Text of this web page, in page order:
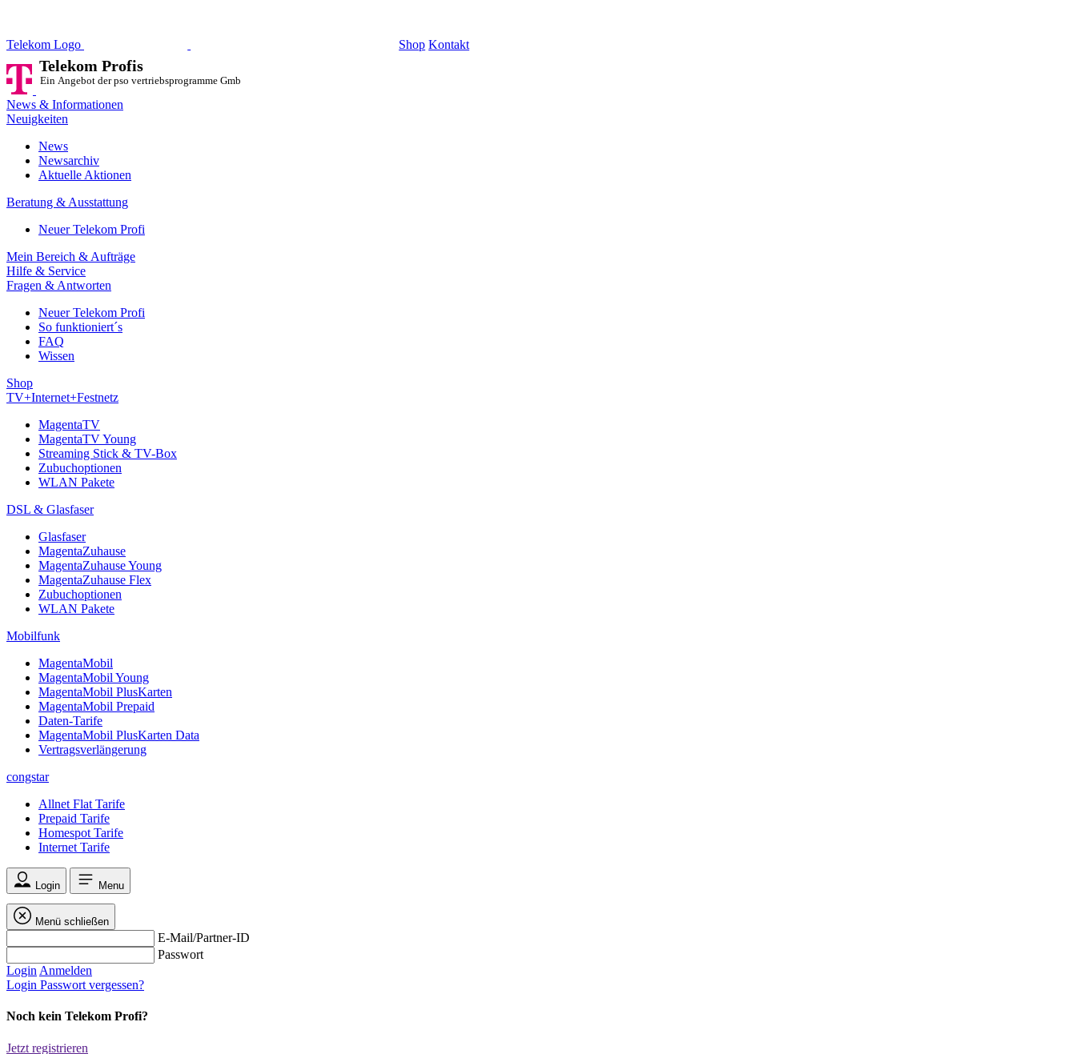
Telekom Logo Shop Kontakt
Telekom Profis
Ein Angebot der pso vertriebsprogramme GmbH
News & Informationen
Neuigkeiten
News
Newsarchiv
Aktuelle Aktionen
Beratung & Ausstattung
Neuer Telekom Profi
Mein Bereich & Aufträge
Hilfe & Service
Fragen & Antworten
Neuer Telekom Profi
So funktioniert´s
FAQ
Wissen
Shop
TV+Internet+Festnetz
MagentaTV
MagentaTV Young
Streaming Stick & TV-Box
Zubuchoptionen
WLAN Pakete
DSL & Glasfaser
Glasfaser
MagentaZuhause
MagentaZuhause Young
MagentaZuhause Flex
Zubuchoptionen
WLAN Pakete
Mobilfunk
MagentaMobil
MagentaMobil Young
MagentaMobil PlusKarten
MagentaMobil Prepaid
Daten-Tarife
MagentaMobil PlusKarten Data
Vertragsverlängerung
congstar
Allnet Flat Tarife
Prepaid Tarife
Homespot Tarife
Internet Tarife
Login Menu
Menü schließen
E-Mail/Partner-ID
Passwort
Login Anmelden
Login Passwort vergessen?
Noch kein Telekom Profi?
Jetzt registrieren